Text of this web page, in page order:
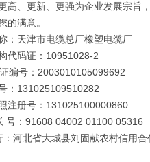
高、更新、更强为企业发展宗旨
的满意。
：天津市电缆总厂橡塑电缆厂
代码证：10951028-2
编号：2003010105099692
：131025109510282
注册号：131025100000860
号：91608 04002 01100 05316
：河北省大城县刘固献农村信用合